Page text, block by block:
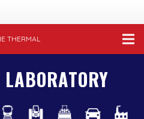
THERMAL